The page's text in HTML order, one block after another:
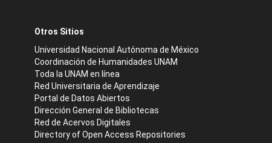
Otros Sitios
Universidad Nacional Autónoma de México
Coordinación de Humanidades UNAM
Toda la UNAM en línea
Red Universitaria de Aprendizaje
Portal de Datos Abiertos
Dirección General de Bibliotecas
Red de Acervos Digitales
Directory of Open Access Repositories